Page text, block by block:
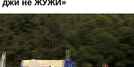
джи не ЖУЖИ»